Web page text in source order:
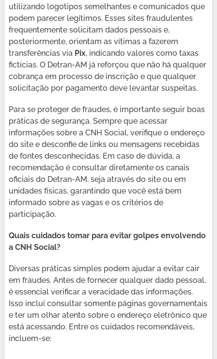
utilizando logotipos semelhantes e comunicados que
podem parecer legítimos. Esses sites fraudulentes
frequentemente solicitam dados pessoais e,
posteriormente, orientam as vítimas a fazerem
transferências via Pix, indicando valores como taxas
fictícias. O Detran-AM já reforçou que não há qualquer
cobrança em processo de inscrição e que qualquer
solicitação por pagamento deve levantar suspeitas.
Para se proteger de fraudes, é importante seguir boas
práticas de segurança. Sempre que acessar
informações sobre a CNH Social, verifique o endereço
do site e desconfie de links ou mensagens recebidas
de fontes desconhecidas. Em caso de dúvida, a
recomendação é consultar diretamente os canais
oficiais do Detran-AM, seja através do site ou em
unidades físicas, garantindo que você está bem
informado sobre as vagas e os critérios de
participação.
Quais cuidados tomar para evitar golpes envolvendo
a CNH Social?
Diversas práticas simples podem ajudar a evitar cair
em fraudes. Antes de fornecer qualquer dado pessoal,
é essencial verificar a veracidade das informações.
Isso inclui consultar somente páginas governamentais
e ter um olhar atento sobre o endereço eletrônico que
está acessando. Entre os cuidados recomendáveis,
incluem-se: